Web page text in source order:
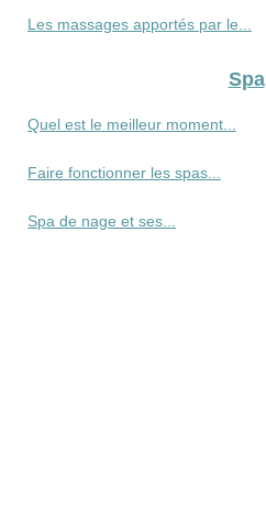
Les massages apportés par le...
Spa
Quel est le meilleur moment...
Faire fonctionner les spas...
Spa de nage et ses...